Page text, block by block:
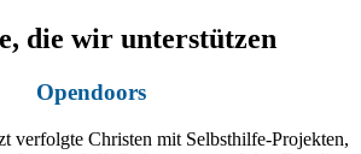
die wir unterstützen
Opendoors
verfolgte Christen mit Selbsthilfe-Projekten,